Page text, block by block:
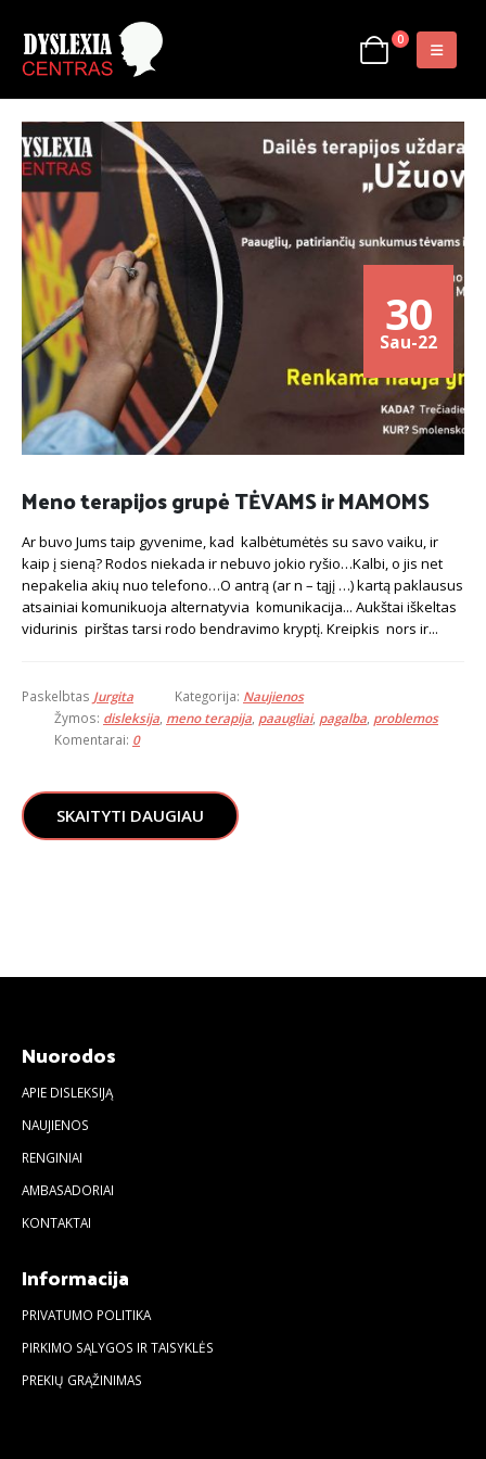
0
30
Sau-22
Meno terapijos grupė TĖVAMS ir MAMOMS
Ar buvo Jums taip gyvenime, kad kalbėtumėtės su savo vaiku, ir
kaip į sieną? Rodos niekada ir nebuvo jokio ryšio…Kalbi, o jis net
nepakelia akių nuo telefono…O antrą (ar n – tąjį …) kartą paklausus
atsainiai komunikuoja alternatyvia komunikacija... Aukštai iškeltas
vidurinis pirštas tarsi rodo bendravimo kryptį. Kreipkis nors ir...
Paskelbtas Jurgita Kategorija: Naujienos
Žymos: disleksija meno terapija paaugliai, pagalba problemos
Komentarai: 0
SKAITYTI DAUGIAU
Nuorodos
APIE DISLEKSIJĄ
NAUJIENOS
RENGINIAI
AMBASADORIAI
KONTAKTAI
Informacija
PRIVATUMO POLITIKA
PIRKIMO SĄLYGOS IR TAISYKLĖS
PREKIŲ GRĄŽINIMAS